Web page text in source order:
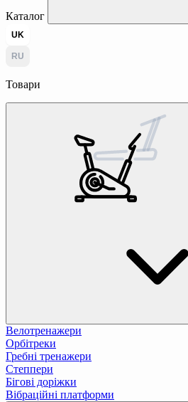
Каталог
UK
RU
Товари
Велотренажери
Орбітреки
Гребні тренажери
Степпери
Бігові доріжки
Вібраційні платформи